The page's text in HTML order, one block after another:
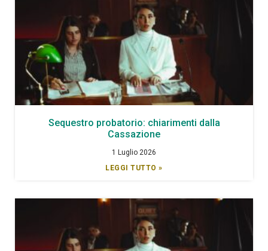
Sequestro probatorio: chiarimenti dalla
Cassazione
1 Luglio 2026
LEGGI TUTTO »